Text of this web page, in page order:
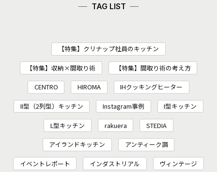
TAG LIST
【特集】クリナップ社員のキッチン
【特集】収納×間取り術 【特集】間取り術の考え方
CENTRO HIROMA IHクッキングヒーター
II型（2列型）キッチン Instagram事例 I型キッチン
L型キッチン rakuera STEDIA
アイランドキッチン アンティーク調
イベントレポート インダストリアル ヴィンテージ